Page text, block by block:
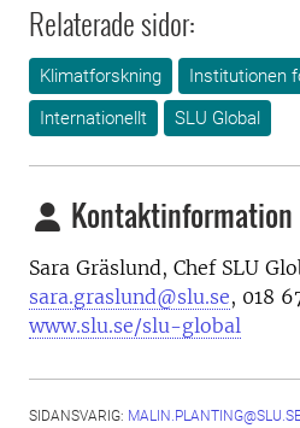
Relaterade sidor:
Klimatforskning
Institutionen
Internationellt
SLU Global
Kontaktinformation
Sara Gräslund, Chef SLU
sara.graslund@slu.se, 018
www.slu.se/slu-global
SIDANSVARIG: